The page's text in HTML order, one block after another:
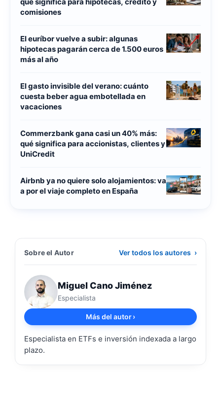
comisiones
El euríbor vuelve a subir: algunas
hipotecas pagarán cerca de 1.500 euros
más al año
El gasto invisible del verano: cuánto
cuesta beber agua embotellada en
vacaciones
Commerzbank gana casi un 40% más:
qué significa para accionistas, clientes y
UniCredit
Airbnb ya no quiere solo alojamientos: va
a por el viaje completo en España
Sobre el Autor Ver todos los autores ›
Miguel Cano Jiménez
Especialista
Más del autor›
Especialista en ETFs e inversión indexada a largo
plazo.